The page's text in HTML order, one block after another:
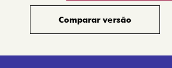
Comparar versão